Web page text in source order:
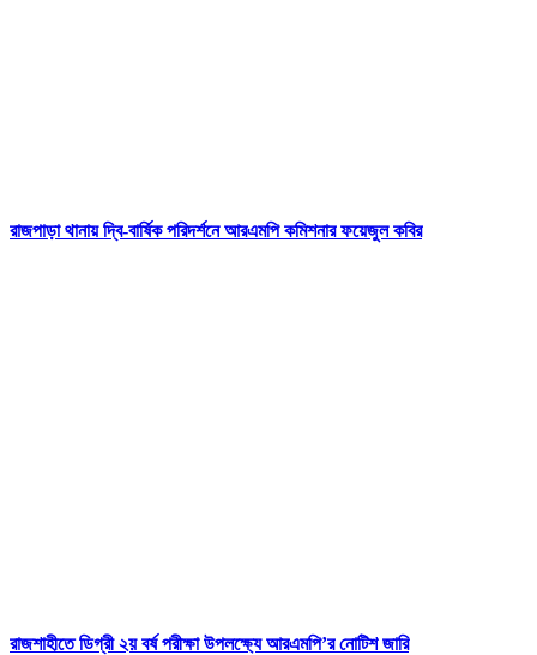
রাজপাড়া থানায় দ্বি-বার্ষিক পরিদর্শনে আরএমপি কমিশনার ফয়েজুল কবির
রাজশাহীতে ডিগ্রী ২য় বর্ষ পরীক্ষা উপলক্ষ্যে আরএমপি’র নোটিশ জারি